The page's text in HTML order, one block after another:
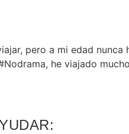
pero a mi edad nunca
he viajado